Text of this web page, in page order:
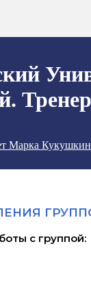
Марка
с группой: